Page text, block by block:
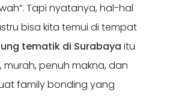
Tapi nyatanya, hal-hal
bisa kita temui di tempat
tematik di Surabaya itu
penuh makna, dan
family bonding yang